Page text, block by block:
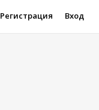
Регистрация Вход